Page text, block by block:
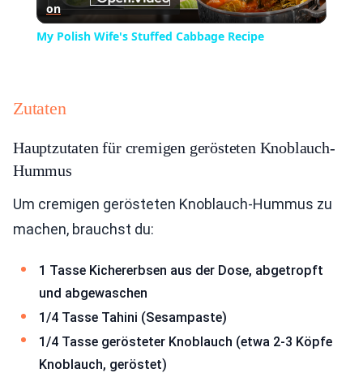
Video
on
My Polish Wife's Stuffed Cabbage Recipe
Zutaten
Hauptzutaten für cremigen gerösteten Knoblauch-
Hummus
Um cremigen gerösteten Knoblauch-Hummus zu
machen, brauchst du:
1 Tasse Kichererbsen aus der Dose, abgetropft
und abgewaschen
1/4 Tasse Tahini (Sesampaste)
1/4 Tasse gerösteter Knoblauch (etwa 2-3 Köpfe
Knoblauch, geröstet)